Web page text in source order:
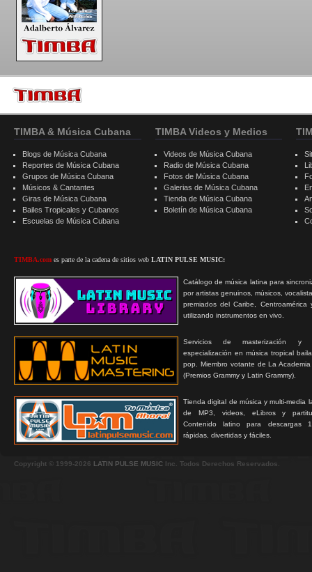
TIMBA & Música Cubana
Blogs de Música Cubana
Reportes de Música Cubana
Grupos de Música Cubana
Músicos & Cantantes
Giras de Música Cubana
Bailes Tropicales y Cubanos
Escuelas de Música Cubana
TIMBA.com es parte de la cadena de sitios web LATIN PULSE MUSIC:
Catálogo de música latina para
por artistas genuinos, músicos,
premiados del Caribe, Centroamérica
utilizando instrumentos en vivo.
Servicios de masterización y
especialización en música tropical
pop. Miembro votante de La
(Premios Grammy y Latin Grammy).
Tienda digital de música y multi-media
de MP3, videos, eLibros y
Contenido latino para descargas
rápidas, divertidas y fáciles.
TIMBA Videos y Medios
Videos de Música Cubana
Radio de Música Cubana
Fotos de Música Cubana
Galerias de Música Cubana
Tienda de Música Cubana
Boletín de Música Cubana
Copyright © 1999-2026 LATIN PULSE MUSIC Inc. Todos Derechos Reservados.